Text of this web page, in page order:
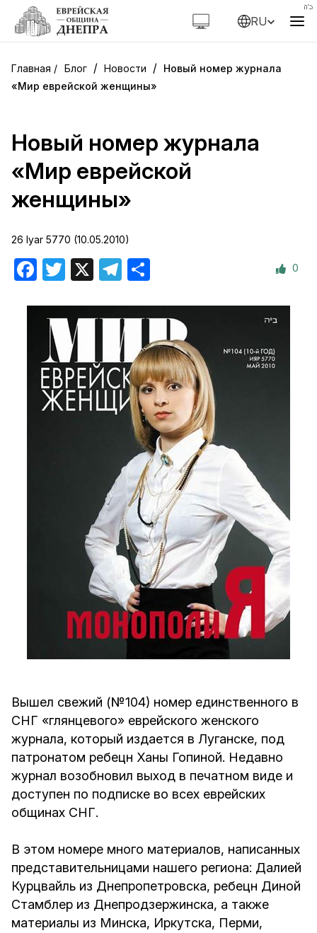
RU
Блог / Новости / Новый номер журнала
«Мир еврейской женщины»
Новый номер журнала
«Мир еврейской
женщины»
26 Iyar 5770 (10.05.2010)
Facebook
Twitter Telegram 0
Вышел свежий (№104) номер единственного в
СНГ «глянцевого» еврейского женского
журнала, который издается в Луганске, под
патронатом ребецн Ханы Гопиной. Недавно
журнал возобновил выход в печатном виде и
доступен по подписке во всех еврейских
общинах СНГ.
В этом номере много материалов, написанных
представительницами нашего региона: Далией
Курцвайль из Днепропетровска, ребецн Диной
Стамблер из Днепродзержинска, а также
материалы из Минска, Иркутска, Перми,